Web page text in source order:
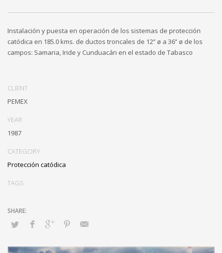
Instalación y puesta en operación de los sistemas de protección
catódica en 185.0 kms. de ductos troncales de 12” ø a 36” ø de los
campos: Samaria, Iride y Cunduacán en el estado de Tabasco
CLIENT
PEMEX
YEAR
1987
CATEGORY
Protección catódica
TAGS